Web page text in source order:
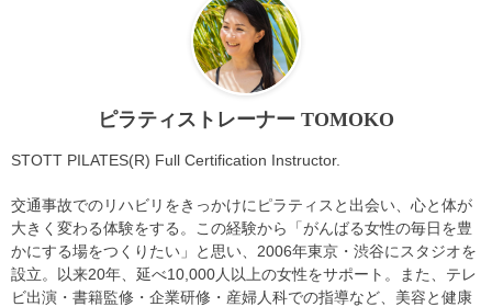
ピラティストレーナー TOMOKO
STOTT PILATES(R) Full Certification Instructor.
交通事故でのリハビリをきっかけにピラティスと出会い、心と体が
大きく変わる体験をする。この経験から「がんばる女性の毎日を豊
かにする場をつくりたい」と思い、2006年東京・渋谷にスタジオを
設立。以来20年、延べ10,000人以上の女性をサポート。また、テレ
ビ出演・書籍監修・企業研修・産婦人科での指導など、美容と健康